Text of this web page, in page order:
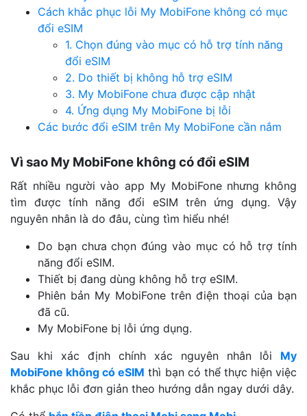
Cách khắc phục lỗi My MobiFone không có mục
đổi eSIM
1. Chọn đúng vào mục có hỗ trợ tính năng
đổi eSIM
2. Do thiết bị không hỗ trợ eSIM
3. My MobiFone chưa được cập nhật
4. Ứng dụng My MobiFone bị lỗi
Các bước đổi eSIM trên My MobiFone cần nắm
Vì sao My MobiFone không có đổi eSIM
Rất nhiều người vào app My MobiFone nhưng không
tìm được tính năng đổi eSIM trên ứng dụng. Vậy
nguyên nhân là do đâu, cùng tìm hiểu nhé!
Do bạn chưa chọn đúng vào mục có hỗ trợ tính
năng đổi eSIM.
Thiết bị đang dùng không hỗ trợ eSIM.
Phiên bản My MobiFone trên điện thoại của bạn
đã cũ.
My MobiFone bị lỗi ứng dụng.
Sau khi xác định chính xác nguyên nhân lỗi My
MobiFone không có eSIM thì bạn có thể thực hiện việc
khắc phục lỗi đơn giản theo hướng dẫn ngay dưới dây.